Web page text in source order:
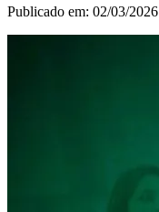
Publicado em: 02/03/2026